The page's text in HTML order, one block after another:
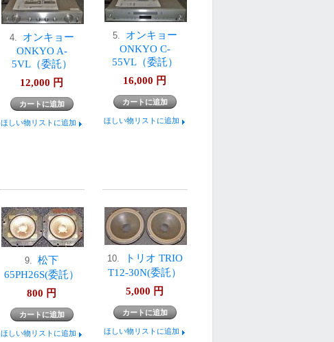
4. オンキョー
ONKYO A-
5VL（委託）
12,000 円
ほしい物リストに追加
5. オンキョー
ONKYO C-
55VL（委託）
16,000 円
ほしい物リストに追加
9. 松下
65PH26S(委託）
800 円
ほしい物リストに追加
10.
トリオ TRIO
T12-30N(委託）
5,000 円
ほしい物リストに追加